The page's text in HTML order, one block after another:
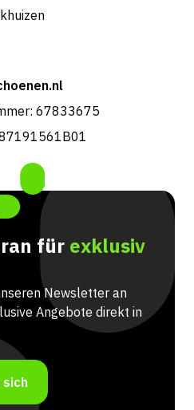
67833675
für exklusiv
Newsletter an
Angebote direkt in
sich